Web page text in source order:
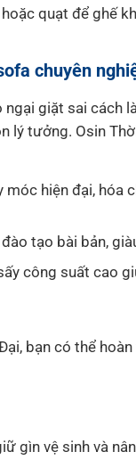
quạt để ghế
chuyên
giặt sai cách
lý tưởng. Osin
móc hiện đại, hóa
tạo bài bản,
công suất cao
bạn có thể
gìn vệ sinh và